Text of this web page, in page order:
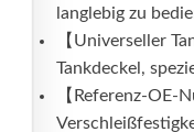
langlebig zu
【Universeller
Tankdeckel,
【Referenz-OE-